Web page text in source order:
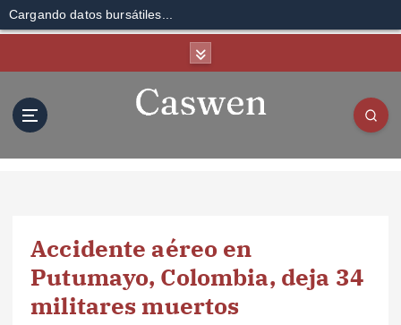
Cargando datos bursátiles...
Accidente aéreo en
Putumayo, Colombia, deja 34
militares muertos